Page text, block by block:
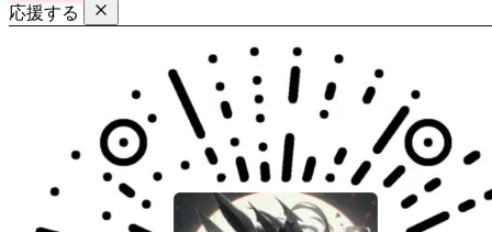
応援する